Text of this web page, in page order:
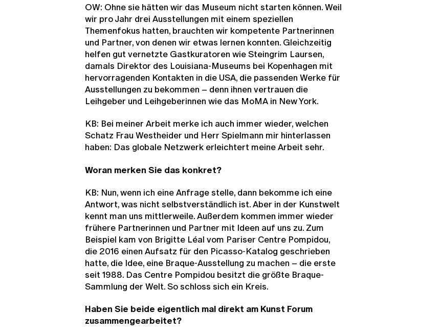
OW: Ohne sie hätten wir das Museum nicht starten können. Weil
wir pro Jahr drei Ausstellungen mit einem speziellen
Themenfokus hatten, brauchten wir kompetente Partnerinnen
und Partner, von denen wir etwas lernen konnten. Gleichzeitig
helfen gut vernetzte Gastkuratoren wie Steingrim Laursen,
damals Direktor des Louisiana-Museums bei Kopenhagen mit
hervorragenden Kontakten in die USA, die passenden Werke für
Ausstellungen zu bekommen – denn ihnen vertrauen die
Leihgeber und Leihgeberinnen wie das MoMA in New York.
KB: Bei meiner Arbeit merke ich auch immer wieder, welchen
Schatz Frau Westheider und Herr Spielmann mir hinterlassen
haben: Das globale Netzwerk erleichtert meine Arbeit sehr.
Woran merken Sie das konkret?
KB: Nun, wenn ich eine Anfrage stelle, dann bekomme ich eine
Antwort, was nicht selbstverständlich ist. Aber in der Kunstwelt
kennt man uns mittlerweile. Außerdem kommen immer wieder
frühere Partnerinnen und Partner mit Ideen auf uns zu. Zum
Beispiel kam von Brigitte Léal vom Pariser Centre Pompidou,
die 2016 einen Aufsatz für den Picasso-Katalog geschrieben
hatte, die Idee, eine Braque-Ausstellung zu machen – die erste
seit 1988. Das Centre Pompidou besitzt die größte Braque-
Sammlung der Welt. So schloss sich ein Kreis.
Haben Sie beide eigentlich mal direkt am Kunst Forum
zusammengearbeitet?